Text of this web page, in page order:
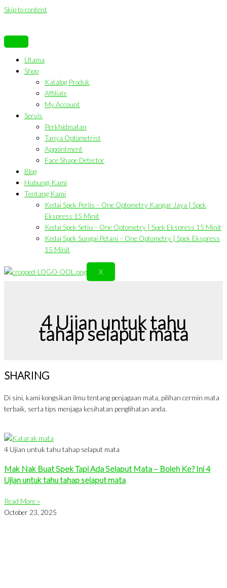
Skip to content
Utama
Shop
Katalog Produk
Affiliate
My Account
Servis
Perkhidmatan
Tanya Optometrist
Appointment
Face Shape Detector
Blog
Hubungi Kami
Tentang Kami
Kedai Spek Perlis – One Optometry Kangar Jaya | Spek
Ekspress 15 Minit
Kedai Spek Setiu – One Optometry | Spek Ekspress 15 Minit
Kedai Spek Sungai Petani – One Optometry | Spek Ekspress
15 Minit
X
4 Ujian untuk tahu
tahap selaput mata
SHARING
Di sini, kami kongsikan ilmu tentang penjagaan mata, pilihan cermin mata
terbaik, serta tips menjaga kesihatan penglihatan anda.
4 Ujian untuk tahu tahap selaput mata
Mak Nak Buat Spek Tapi Ada Selaput Mata – Boleh Ke? Ini 4
Ujian untuk tahu tahap selaput mata
Read More »
October 23, 2025